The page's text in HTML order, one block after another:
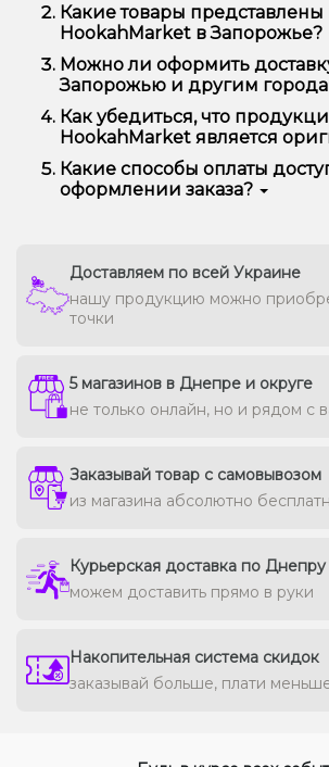
Если вы только начинаете
электронными устройствами или
текущее, специалисты
подобрать оптимальный вариант
предпочтений, опыта
Какие товары представлены
HookahMarket в Запорожье?
В каталоге представлены
жидкости для вейпа, POD-
испарители, аксессуары и
от популярных производителей.
Можно ли оформить
Запорожью и другим
Да. HookahMarket отправляет
Запорожью и всей Украине.
заказа сотрудники магазина
подготавливают товары к
службе доставки.
Как убедиться, что
HookahMarket является
Магазин сотрудничает с
поставщиками и предлагает
продукцию известных брендов.
Какие способы оплаты
оформлении заказа?
во время оформления заказа на
Доставляем по всей Украине
нашу продукцию можно
точки
5 магазинов в Днепре и округе
не только онлайн, но и рядом с
Заказывай товар с самовывозом
из магазина абсолютно
Курьерская доставка по Днепру
можем доставить прямо в руки
Накопительная система скидок
заказывай больше, плати